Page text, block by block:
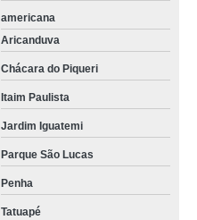
americana
Aricanduva
Chácara do Piqueri
Itaim Paulista
Jardim Iguatemi
Parque São Lucas
Penha
Tatuapé